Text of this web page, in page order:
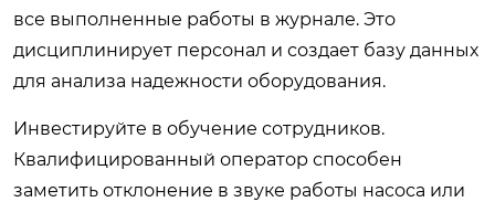
все выполненные работы в журнале. Это
дисциплинирует персонал и создает базу данных
для анализа надежности оборудования.
Инвестируйте в обучение сотрудников.
Квалифицированный оператор способен
заметить отклонение в звуке работы насоса или